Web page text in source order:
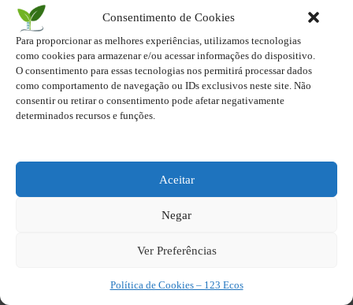
Consentimento de Cookies
Para proporcionar as melhores experiências, utilizamos tecnologias
como cookies para armazenar e/ou acessar informações do dispositivo.
O consentimento para essas tecnologias nos permitirá processar dados
como comportamento de navegação ou IDs exclusivos neste site. Não
consentir ou retirar o consentimento pode afetar negativamente
determinados recursos e funções.
Aceitar
Negar
Ver Preferências
Política de Cookies – 123 Ecos
Pastas Ecopédia
Clima e Governança
Recusos Naturais, Natureza e
Biodiversidade
Circular
Inovação e Tecnologia Verde
Sustentável
Parques Naturais do Brasil